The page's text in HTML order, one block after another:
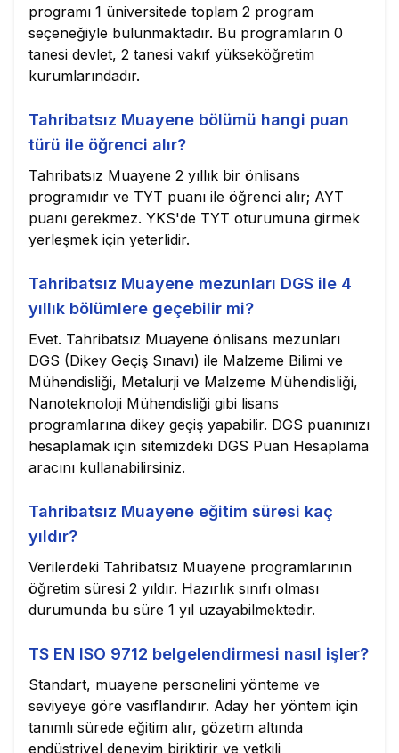
programı 1 üniversitede toplam 2 program
seçeneğiyle bulunmaktadır. Bu programların 0
tanesi devlet, 2 tanesi vakıf yükseköğretim
kurumlarındadır.
Tahribatsız Muayene bölümü hangi puan
türü ile öğrenci alır?
Tahribatsız Muayene 2 yıllık bir önlisans
programıdır ve TYT puanı ile öğrenci alır; AYT
puanı gerekmez. YKS'de TYT oturumuna girmek
yerleşmek için yeterlidir.
Tahribatsız Muayene mezunları DGS ile 4
yıllık bölümlere geçebilir mi?
Evet. Tahribatsız Muayene önlisans mezunları
DGS (Dikey Geçiş Sınavı) ile Malzeme Bilimi ve
Mühendisliği, Metalurji ve Malzeme Mühendisliği,
Nanoteknoloji Mühendisliği gibi lisans
programlarına dikey geçiş yapabilir. DGS puanınızı
hesaplamak için sitemizdeki DGS Puan Hesaplama
aracını kullanabilirsiniz.
Tahribatsız Muayene eğitim süresi kaç
yıldır?
Verilerdeki Tahribatsız Muayene programlarının
öğretim süresi 2 yıldır. Hazırlık sınıfı olması
durumunda bu süre 1 yıl uzayabilmektedir.
TS EN ISO 9712 belgelendirmesi nasıl işler?
Standart, muayene personelini yönteme ve
seviyeye göre vasıflandırır. Aday her yöntem için
tanımlı sürede eğitim alır, gözetim altında
endüstriyel deneyim biriktirir ve yetkili